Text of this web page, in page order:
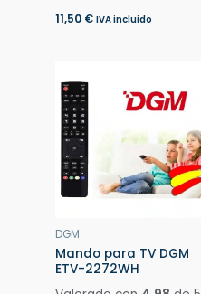
11,50 € IVA incluido
DGM
Mando para TV DGM
ETV-2272WH